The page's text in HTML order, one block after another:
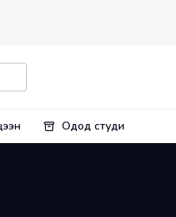
Одод студи